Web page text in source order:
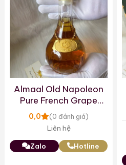
Almaal Old Napoleon
Pure French Grape
Brandy
0,0 (0 đánh giá)
Liên hệ
Zalo Hotline